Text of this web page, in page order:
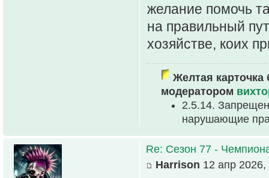
желание помочь
на правильный
хозяйстве, коих
Желтая карточка
модератором
2.5.14.
нарушающие
Re: Сезон 77 -
Harrison 12 апр 2026,